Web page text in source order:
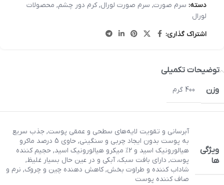
دسته: سرم صورت, سرم صورت لورال, کرم دور چشم, محصولات
لورال
اشتراک گذاری:
توضیحات تکمیلی
وزن
400 گرم
ویژگی
ها
آبرسانی و تقویت لایه‌های سطحی و عمقی پوست, جذب سریع
به پوست بدون ایجاد چربی و سنگینی,
حاوی 5 درصد ماکرو
هیالورونیک اسید و 2% میکرو هیالورونیک اسید
, حجیم کننده
پوست, دارای بافت سبک، آبکی و در عین حال بسیار غلیظ,
شاداب کننده و طراوت بخش,کاهش دهنده چین و چروک, نرم و
صاف کننده پوست